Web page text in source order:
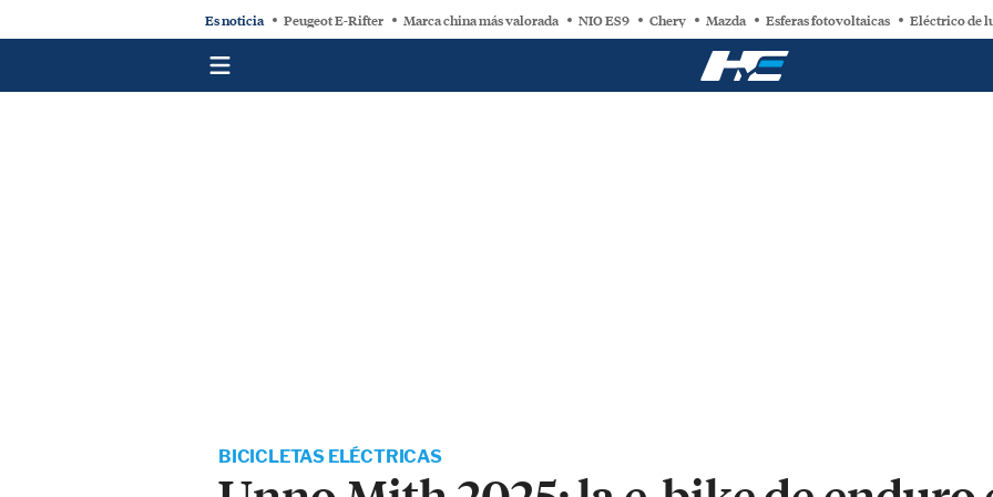
Es noticia Peugeot E-Rifter Marca china más valorada NIO ES9 Chery Mazda Esferas fotovoltaicas Eléctrico de
BICICLETAS ELÉCTRICAS